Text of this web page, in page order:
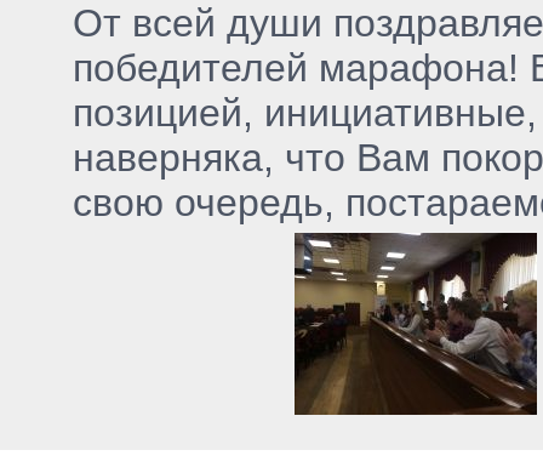
От всей души
победителей марафона!
позицией,
наверняка, что Вам
свою очередь,